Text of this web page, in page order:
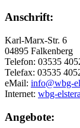
Anschrift:
Karl-Marx-Str. 6
04895 Falkenberg
Telefon: 03535
Telefax: 03535
eMail: info@wbg-
Internet: wbg-
Angebote: